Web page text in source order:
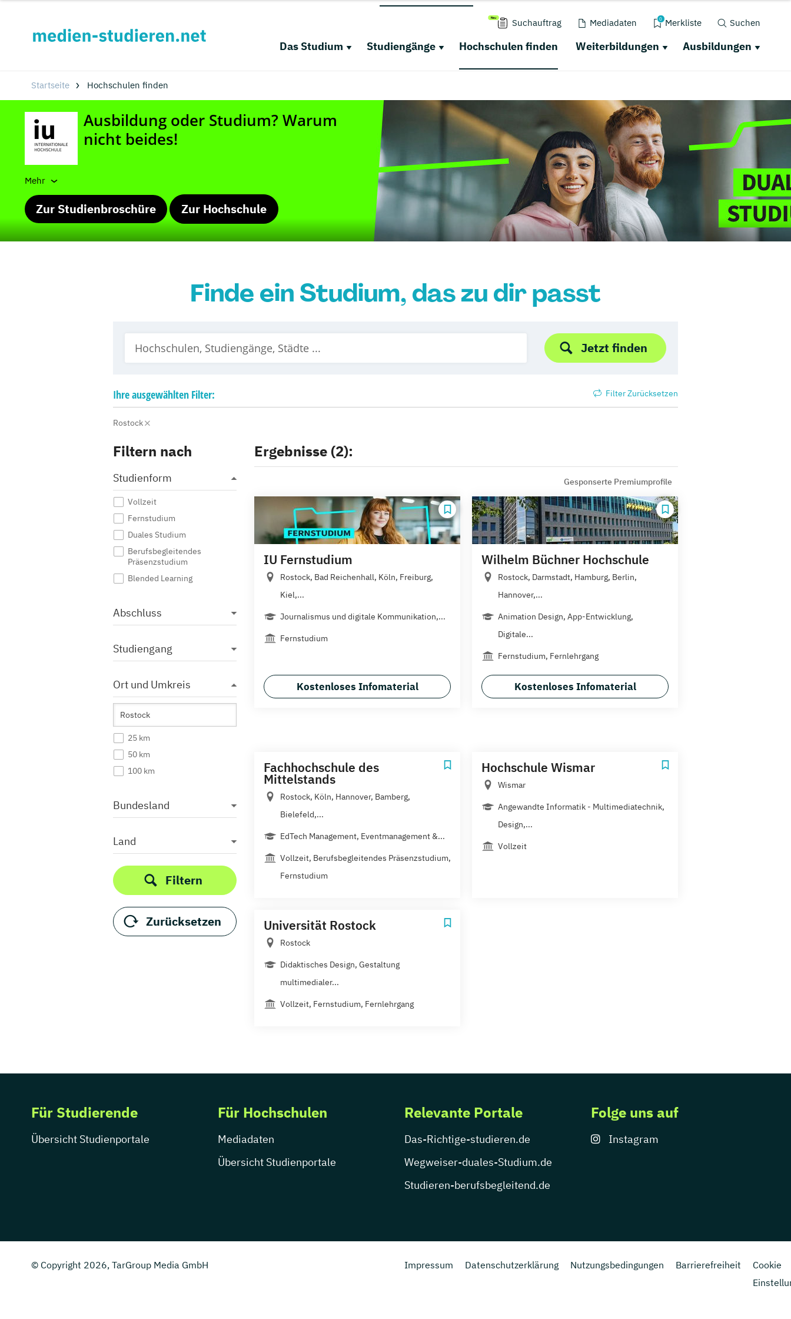
Suchauftrag Mediadaten 0 Merkliste Suchen
Das Studium Studiengänge Hochschulen finden Weiterbildungen Ausbildungen
Startseite Hochschulen finden
Mehr
Zur Studienbroschüre Zur Hochschule
Finde ein Studium, das zu dir passt
Jetzt finden
Ihreausgewählten Filter: Filter Zurücksetzen
Rostock
Filtern nach
Studienform
Vollzeit
Fernstudium
Duales Studium
Berufsbegleitendes
Präsenzstudium
Blended Learning
Abschluss
Studiengang
Ort und Umkreis
25 km
50 km
100 km
Bundesland
Land
Filtern
Zurücksetzen
Ergebnisse (2):
Gesponserte Premiumprofile
IU Fernstudium
Rostock, Bad Reichenhall, Köln, Freiburg,
Kiel,...
Journalismus und digitale Kommunikation,...
Fernstudium
Kostenloses Infomaterial
Wilhelm Büchner Hochschule
Rostock, Darmstadt, Hamburg, Berlin,
Hannover,...
Animation Design, App-Entwicklung,
Digitale...
Fernstudium, Fernlehrgang
Kostenloses Infomaterial
Fachhochschule des
Mittelstands
Rostock, Köln, Hannover, Bamberg,
Bielefeld,...
EdTech Management, Eventmanagement &...
Vollzeit, Berufsbegleitendes Präsenzstudium,
Fernstudium
Hochschule Wismar
Wismar
Angewandte Informatik - Multimediatechnik,
Design,...
Vollzeit
Universität Rostock
Rostock
Didaktisches Design, Gestaltung
multimedialer...
Vollzeit, Fernstudium, Fernlehrgang
Für Studierende
Übersicht Studienportale
Für Hochschulen
Mediadaten
Übersicht Studienportale
Relevante Portale
Das-Richtige-studieren.de
Wegweiser-duales-Studium.de
Studieren-berufsbegleitend.de
Folge uns auf
Instagram
© Copyright 2026, TarGroup Media GmbH Impressum Datenschutzerklärung Nutzungsbedingungen Barrierefreiheit
Cookie